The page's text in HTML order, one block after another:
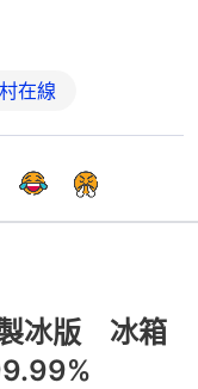
在線
冰版 冰箱